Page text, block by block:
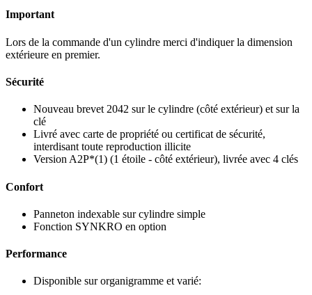
Important
Lors de la commande d'un cylindre merci d'indiquer la dimension
extérieure en premier.
Sécurité
Nouveau brevet 2042 sur le cylindre (côté extérieur) et sur la
clé
Livré avec carte de propriété ou certificat de sécurité,
interdisant toute reproduction illicite
Version A2P*(1) (1 étoile - côté extérieur), livrée avec 4 clés
Confort
Panneton indexable sur cylindre simple
Fonction SYNKRO en option
Performance
Disponible sur organigramme et varié: